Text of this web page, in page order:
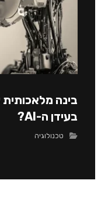
בינה
בעידן ה-AI?
טכנולוגיה